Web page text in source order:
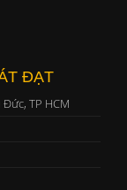
ĐẠT
TP HCM